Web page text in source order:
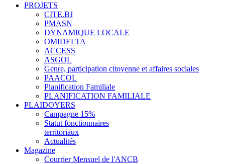
PROJETS
CITE.BJ
PMASN
DYNAMIQUE LOCALE
OMIDELTA
ACCESS
ASGOL
Genre, participation citoyenne et affaires sociales
PAACOL
Planification Familiale
PLANIFICATION FAMILIALE
PLAIDOYERS
Campagne 15%
Statut fonctionnaires
territoriaux
Actualités
Magazine
Courrier Mensuel de l'ANCB